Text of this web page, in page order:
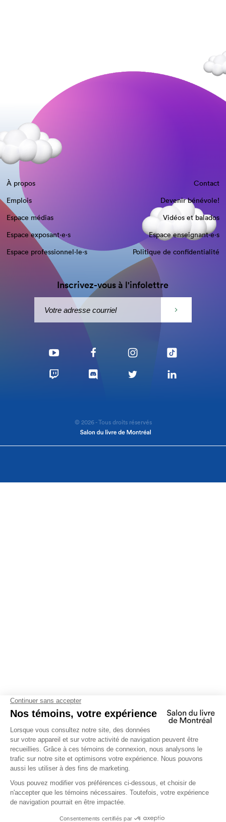
À propos
Contact
Emplois
Devenir bénévole!
Espace médias
Vidéos et balados
Espace exposant·e⋅s
Espace enseignant·e⋅s
Espace professionnel·le⋅s
Politique de confidentialité
Inscrivez-vous à l'infolettre
© 2026 - Tous droits réservés